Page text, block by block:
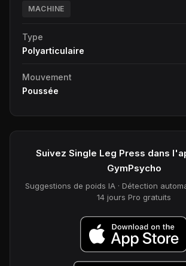
MACHINE
Type
Polyarticulaire
Mouvement
Poussée
Suivez Single Leg Press dans
GymPsycho
Suggestions de poids IA · Détection
14 jours Pro gratuits